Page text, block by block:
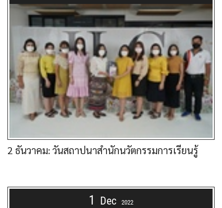
2 ธันวาคม: วันสถาปนาสำนักนวัตกรรมการเรียนรู้
1 Dec 2022